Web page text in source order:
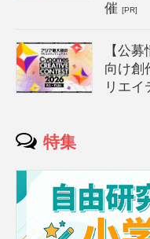
催[PR]
【公
向け創
リエイ
特集